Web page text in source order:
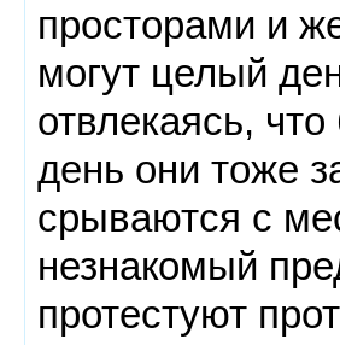
просторами и
могут целый
отвлекаясь,
день они тоже
срываются с
незнакомый
протестуют